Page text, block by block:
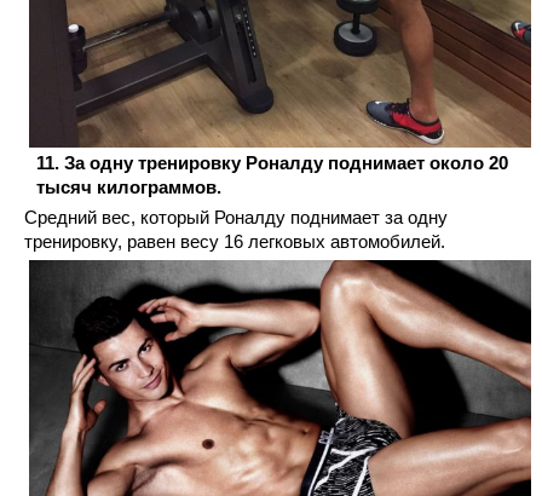
За одну тренировку Роналду поднимает около 20
тысяч килограммов.
Средний вес, который Роналду поднимает за одну
тренировку, равен весу 16 легковых автомобилей.